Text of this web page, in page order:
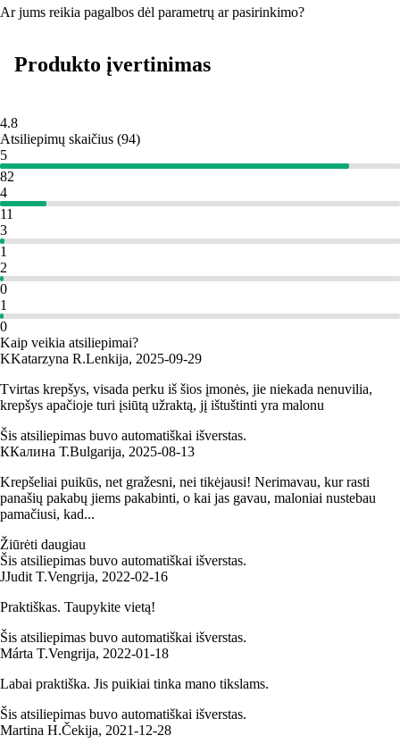
Ar jums reikia pagalbos dėl parametrų ar pasirinkimo?
Produkto įvertinimas
4.8
Atsiliepimų skaičius (94)
5
82
4
11
3
1
2
0
1
0
Kaip veikia atsiliepimai?
KKatarzyna R.Lenkija, 2025‑09‑29
Tvirtas krepšys, visada perku iš šios įmonės, jie niekada nenuvilia,
krepšys apačioje turi įsiūtą užraktą, jį ištuštinti yra malonu
Šis atsiliepimas buvo automatiškai išverstas.
ККалина Т.Bulgarija, 2025‑08‑13
Krepšeliai puikūs, net gražesni, nei tikėjausi! Nerimavau, kur rasti
panašių pakabų jiems pakabinti, o kai jas gavau, maloniai nustebau
pamačiusi, kad...
Žiūrėti daugiau
Šis atsiliepimas buvo automatiškai išverstas.
JJudit T.Vengrija, 2022‑02‑16
Praktiškas. Taupykite vietą!
Šis atsiliepimas buvo automatiškai išverstas.
Márta T.Vengrija, 2022‑01‑18
Labai praktiška. Jis puikiai tinka mano tikslams.
Šis atsiliepimas buvo automatiškai išverstas.
Martina H.Čekija, 2021‑12‑28